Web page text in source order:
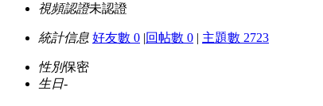
視頻認證未認證
統計信息 好友數 0 |回帖數 0 | 主題數 2723
性別保密
生日-